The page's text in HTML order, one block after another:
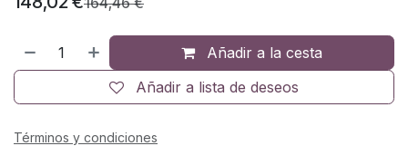
Añadir a la cesta
Añadir a lista de deseos
Términos y condiciones